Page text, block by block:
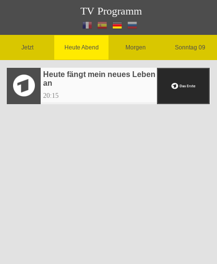
TV Programm
Jetzt Heute Abend Morgen Sonntag 09
Heute fängt mein neues Leben
an
20:15